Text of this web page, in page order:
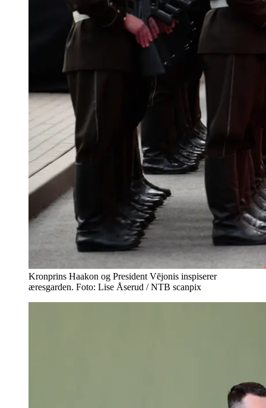
Kronprins Haakon og President Vējonis inspiserer
æresgarden. Foto: Lise Åserud / NTB scanpix